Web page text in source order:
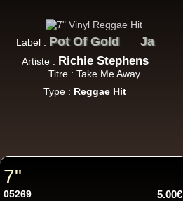
Label : Pot Of Gold Ja
Artiste : Richie Stephens
Titre : Take Me Away
Type : Reggae Hit
7"
05269 5.00€